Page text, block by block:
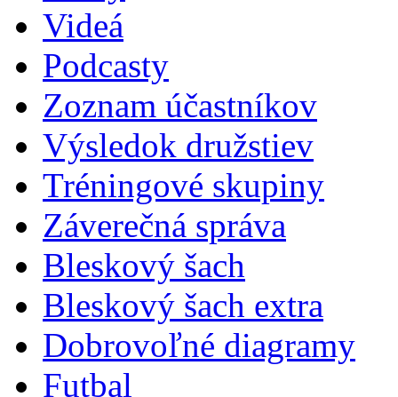
Videá
Podcasty
Zoznam účastníkov
Výsledok družstiev
Tréningové skupiny
Záverečná správa
Bleskový šach
Bleskový šach extra
Dobrovoľné diagramy
Futbal